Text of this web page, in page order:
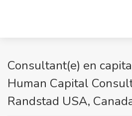
Consultant(e) en
Human Capital
Randstad USA,